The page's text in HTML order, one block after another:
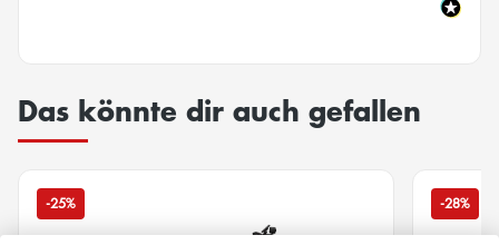
Das könnte dir auch gefallen
-25% -28%